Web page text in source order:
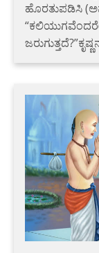
ಹೊರತುಪಡಿಸಿ